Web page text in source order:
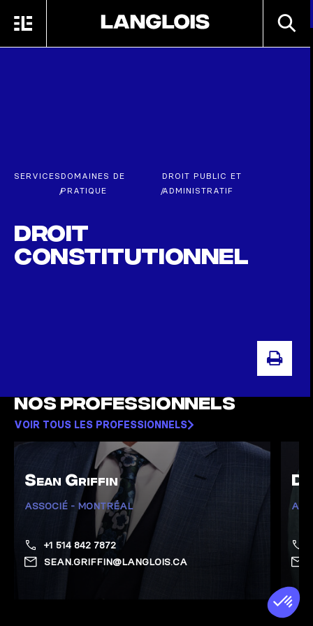
MENU
SERVICES
/
DOMAINES DE
PRATIQUE
/
DROIT PUBLIC ET
ADMINISTRATIF
Droit
constitutionnel
Nos professionnels
VOIR TOUS LES PROFESSIONNELS
Sean Griffin
ASSOCIÉ - MONTRÉAL
+1 514 842 7872
SEAN.GRIFFIN@LANGLOIS.CA